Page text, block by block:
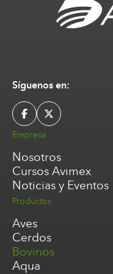
Síguenos en:
Empresa
Nosotros
Cursos Avimex
Noticias y Eventos
Productos
Aves
Cerdos
Bovinos
Aqua